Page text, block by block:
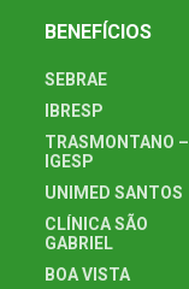
BENEFÍCIOS
SEBRAE
IBRESP
TRASMONTANO –
IGESP
UNIMED SANTOS
CLÍNICA SÃO
GABRIEL
BOA VISTA